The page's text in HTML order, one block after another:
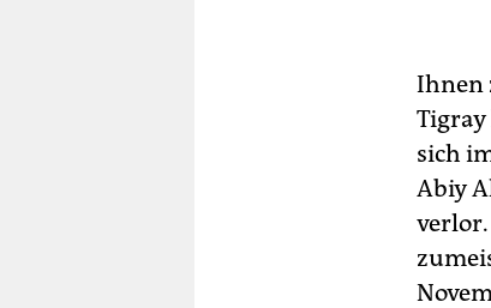
Ihnen
sich
Abiy